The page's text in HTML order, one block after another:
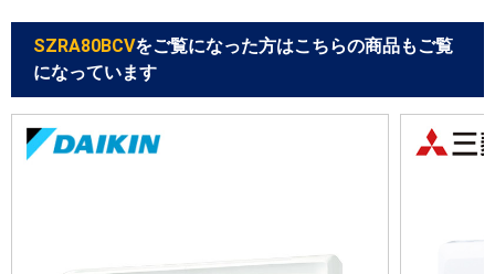
SZRA80BCVをご覧になった方はこちらの商品もご覧
になっています